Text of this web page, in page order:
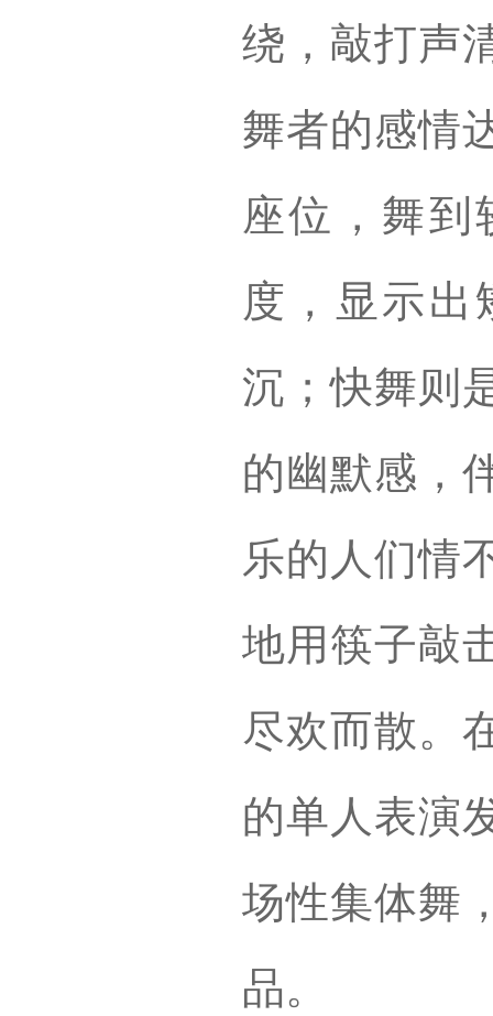
绕，敲打声
舞者的感情
座位，舞到
度，显示出
沉；快舞则
的幽默感，
乐的人们情
地用筷子敲
尽欢而散。
的单人表演
场性集体舞
品。